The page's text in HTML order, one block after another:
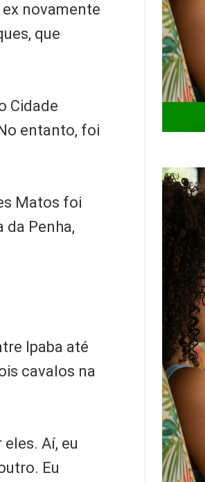
novamente
que
Cidade
entanto, foi
Matos foi
da Penha,
Ipaba até
cavalos na
Aí, eu
Eu